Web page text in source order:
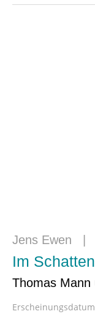
Jens Ewen
Im
Thomas Mann